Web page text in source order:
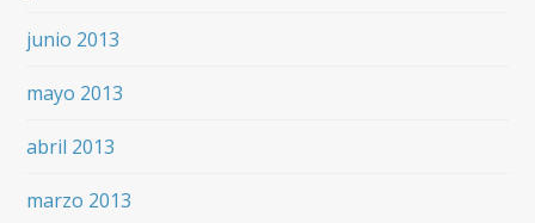
junio 2013
mayo 2013
abril 2013
marzo 2013